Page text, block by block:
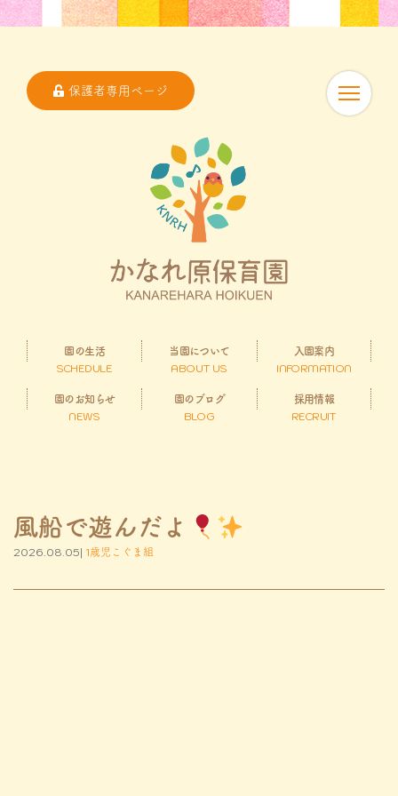
保護者専用ページ
園の生活
SCHEDULE
当園について
ABOUT US
入園案内
INFORMATION
園のお知らせ
NEWS
園のブログ
BLOG
採用情報
RECRUIT
風船で遊んだよ
2026.08.05| 1歳児こぐま組